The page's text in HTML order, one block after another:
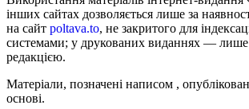
інших сайтах дозволяється лише за
на сайт poltava.to, не закритого для
системами; у друкованих виданнях —
редакцією.
Матеріали, позначені написом ,
основі.